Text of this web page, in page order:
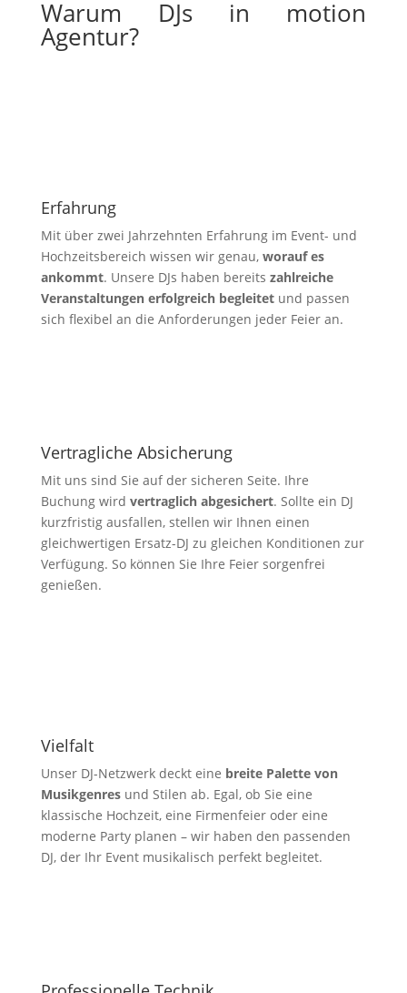
Warum DJs in motion
Agentur?
Erfahrung
Mit über zwei Jahrzehnten Erfahrung im Event- und
Hochzeitsbereich wissen wir genau, worauf es
ankommt. Unsere DJs haben bereits zahlreiche
Veranstaltungen erfolgreich begleitetund passen
sich flexibel an die Anforderungen jeder Feier an.
Vertragliche Absicherung
Mit uns sind Sie auf der sicheren Seite. Ihre
Buchung wird vertraglich abgesichert. Sollte ein DJ
kurzfristig ausfallen, stellen wir Ihnen einen
gleichwertigen Ersatz-DJ zu gleichen Konditionen zur
Verfügung. So können Sie Ihre Feier sorgenfrei
genießen.
Vielfalt
Unser DJ-Netzwerk deckt eine breite Palette von
Musikgenresund Stilen ab. Egal, ob Sie eine
klassische Hochzeit, eine Firmenfeier oder eine
moderne Party planen – wir haben den passenden
DJ, der Ihr Event musikalisch perfekt begleitet.